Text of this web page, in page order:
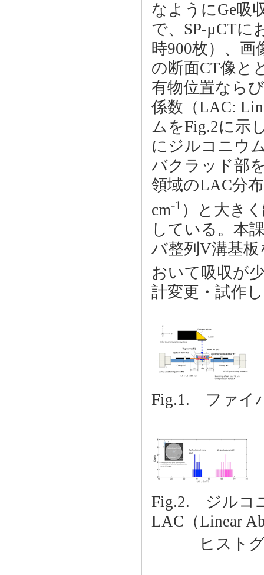
なようにGe吸
で、SP-µCTに
時900枚）、
の断面CT像と
有物位置なら
係数（LAC:
ムをFig.2に示
にジルコニウ
バクラッド部
領域のLAC分
cm-1 ）と大き
している。本
バ整列V溝基板
おいて吸収が
計変更・試作
Fig.1. ファイ
Fig.2. ジルコ
LAC（Linear
ヒストグ